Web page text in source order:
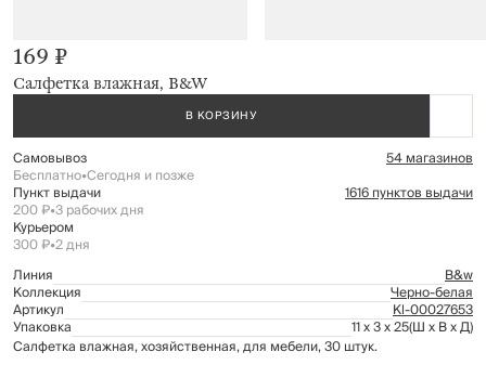
Салфетка влажная, B&W
169 ₽
В КОРЗИНУ
Самовывоз 54 магазинов
Бесплатно•Сегодня и позже
Пункт выдачи 1616 пунктов выдачи
200 ₽•3 рабочих дня
Курьером
300 ₽•2 дня
Линия
B&w
Коллекция Черно-белая
Артикул Kl-00027653
Упаковка 11 x 3 x 25(Ш x В x Д)
Салфетка влажная, хозяйственная, для мебели, 30 штук.